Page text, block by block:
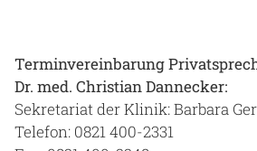
Terminvereinbarung
Dr. med. Christian Dannecker:
Sekretariat der Klinik: Barbara
Telefon: 0821 400-2331